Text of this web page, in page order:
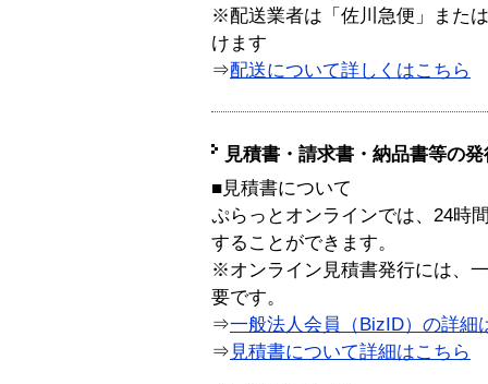
※配送業者は「佐川急便」また
けます
⇒配送について詳しくはこちら
見積書・請求書・納品書等の
■見積書について
ぷらっとオンラインでは、24時
することができます。
※オンライン見積書発行には、
要です。
⇒一般法人会員（BizID）の詳細
⇒ 見積書について詳細はこちら